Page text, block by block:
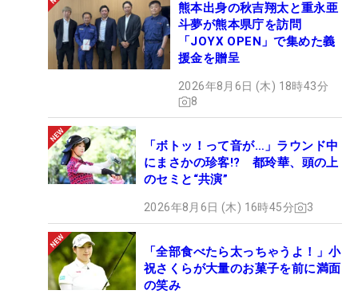
熊本出身の秋吉翔太と重永亜
斗夢が熊本県庁を訪問
「JOYX OPEN」で集めた義
援金を贈呈
2026年8月6日 (木) 18時43分
8
「ボトッ！って音が…」ラウンド中
にまさかの珍客!? 都玲華、頭の上
のセミと“共演”
2026年8月6日 (木) 16時45分 3
「全部食べたら太っちゃうよ！」小
祝さくらが大量のお菓子を前に満面
の笑み